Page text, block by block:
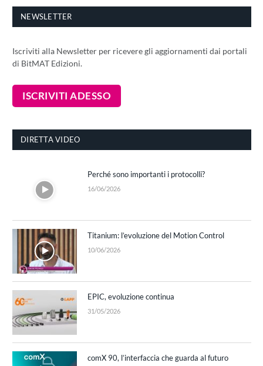
NEWSLETTER
Iscriviti alla Newsletter per ricevere gli aggiornamenti dai portali
di BitMAT Edizioni.
DIRETTA VIDEO
Perché sono importanti i protocolli?
16/06/2026
Titanium: l’evoluzione del Motion Control
10/06/2026
EPIC, evoluzione continua
31/05/2026
comX 90, l’interfaccia che guarda al futuro